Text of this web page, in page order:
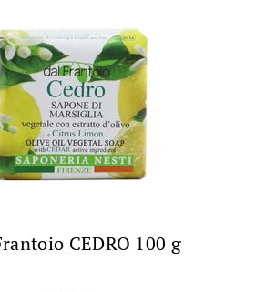
CEDRO 100 g